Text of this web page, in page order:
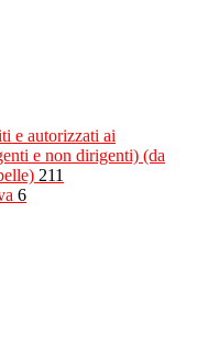
e autorizzati ai
e non dirigenti) (da
211
6